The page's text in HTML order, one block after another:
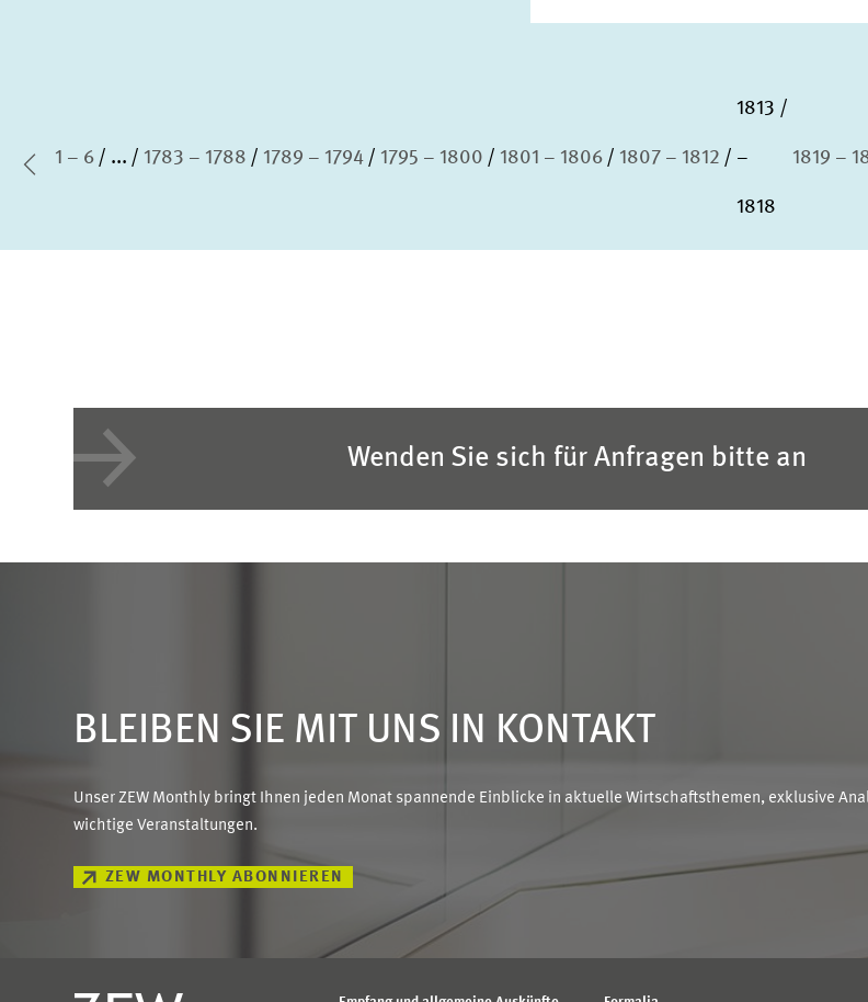
Seite
Vorherige Seite
1 – 6 ... 1783 – 1788 1789 – 1794 1795 – 1800 1801 – 1806 1807 – 1812
1813
–
1818
1819 –
Wenden Sie sich für Anfragen bitte an
BLEIBEN SIE MIT UNS IN KONTAKT
Unser ZEW Monthly bringt Ihnen jeden Monat spannende Einblicke in aktuelle Wirtschaftsthemen, exklusive
wichtige Veranstaltungen.
ZEW MONTHLY ABONNIEREN